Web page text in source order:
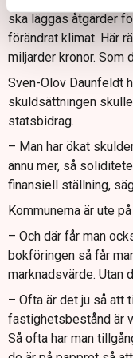
ska läggas åtgärder
förändrat klimat. Här
miljarder kronor. Som
Sven-Olov Daunfeldt
skuldsättningen
statsbidrag.
– Man har ökat
ännu mer, så
finansiell ställning,
Kommunerna är ute
– Och där får man
bokföringen så får
marknadsvärde. Utan
– Ofta är det ju så att
fastighetsbestånd är
Så ofta har man